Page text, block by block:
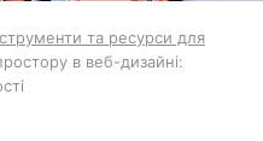
та ресурси для
в веб-дизайні: